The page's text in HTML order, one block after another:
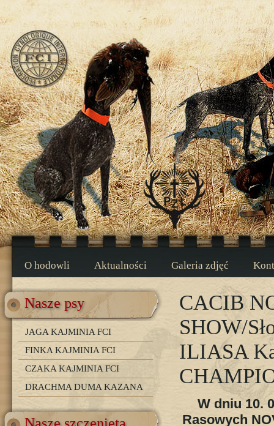
O hodowli Aktualności Galeria zdjęć
Nasze psy
JAGA KAJMINIA FCI
FINKA KAJMINIA FCI
CZAKA KAJMINIA FCI
DRACHMA DUMA KAZANA
CACIB
SHOW/
ILIASA
W dniu 10.
Rasowych